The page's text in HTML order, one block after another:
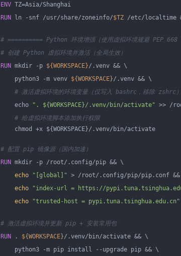
ENV TZ=Asia/Shanghai
RUN ln -snf /usr/share/zoneinfo/$TZ /etc/localtime
# ========== Python 环境增强（使用虚拟环境规避 PEP 668
# 创建 Python 虚拟环境并激活（全局生效）
RUN mkdir -p ${WORKSPACE}/.venv && \
python3 -m venv ${WORKSPACE}/.venv && \
# 激活虚拟环境的环境变量（仅写入 bashrc，移除 zshrc）
echo
". ${WORKSPACE}/.venv/bin/activate" >> /
# 给虚拟环境脚本添加执行权限
chmod +x ${WORKSPACE}/.venv/bin/activate
# 配置 pip 镜像源（国内加速）
RUN mkdir -p /root/.config/pip && \
echo
"[global]" > /root/.config/pip/pip.conf &&
echo
"index-url = https://
echo
"trusted-host = pypi.tuna.tsinghua.edu.cn"
# 激活虚拟环境并更新 pip + 安装常用包
RUN . ${WORKSPACE}/.venv/bin/activate && \
python3 -m pip install --upgrade pip && \